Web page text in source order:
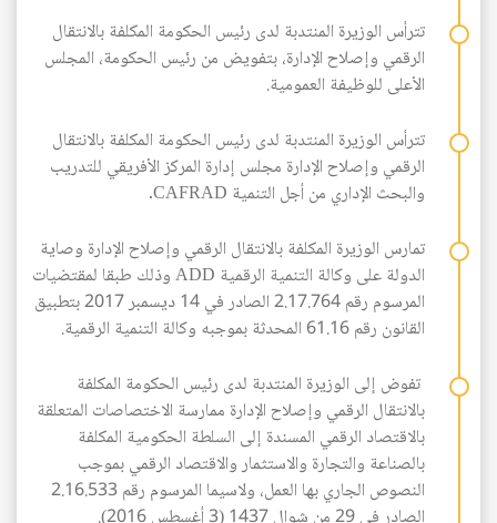
تترأس الوزيرة المنتدبة لدى رئيس الحكومة المكلفة بالانتقال
الرقمي وإصلاح الإدارة، بتفويض من رئيس الحكومة، المجلس
الأعلى للوظيفة العمومية.
تترأس الوزيرة المنتدبة لدى رئيس الحكومة المكلفة بالانتقال
الرقمي وإصلاح الإدارة مجلس إدارة المركز الأفريقي للتدريب
والبحث الإداري من أجل التنمية CAFRAD.
تمارس الوزيرة المكلفة بالانتقال الرقمي وإصلاح الإدارة وصاية
الدولة على وكالة التنمية الرقمية ADD وذلك طبقا لمقتضيات
المرسوم رقم 2.17.764 الصادر في 14 ديسمبر 2017 بتطبيق
القانون رقم 61.16 المحدثة بموجبه وكالة التنمية الرقمية.
تفوض إلى الوزيرة المنتدبة لدى رئيس الحكومة المكلفة
بالانتقال الرقمي وإصلاح الإدارة ممارسة الاختصاصات المتعلقة
بالاقتصاد الرقمي المسندة إلى السلطة الحكومية المكلفة
بالصناعة والتجارة والاستثمار والاقتصاد الرقمي بموجب
النصوص الجاري بها العمل، ولاسيما المرسوم رقم 2.16.533